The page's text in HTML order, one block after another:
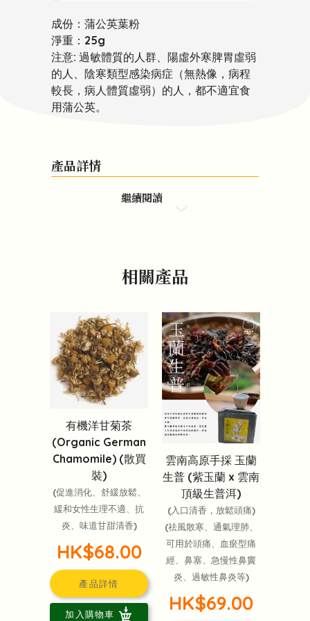
成份：蒲公英葉粉
淨重：25g
注意: 過敏體質的人群、陽虛外寒脾胃虛弱
的人、陰寒類型感染病症（無熱像，病程
較長，病人體質虛弱）的人，都不適宜食
用蒲公英。
產品詳情
繼續閱讀
相關產品
有機洋甘菊茶
(Organic German
Chamomile) (散買
裝)
(促進消化、舒緩放鬆、
緩和女性生理不適、抗
炎、味道甘甜清香)
HK$68.00
產品詳情
加入購物車
雲南高原手採 玉蘭
生普 (紫玉蘭 x 雲南
頂級生普洱)
(入口清香，放鬆頭痛)
(祛風散寒、通氣理肺、
可用於頭痛、血瘀型痛
經、鼻塞、急慢性鼻竇
炎、過敏性鼻炎等)
HK$69.00